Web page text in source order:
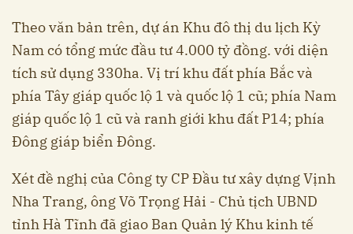
Theo văn bản trên, dự án Khu đô thị du lịch Kỳ
Nam có tổng mức đầu tư 4.000 tỷ đồng. với diện
tích sử dụng 330ha. Vị trí khu đất phía Bắc và
phía Tây giáp quốc lộ 1 và quốc lộ 1 cũ; phía Nam
giáp quốc lộ 1 cũ và ranh giới khu đất P14; phía
Đông giáp biển Đông.
Xét đề nghị của Công ty CP Đầu tư xây dựng Vịnh
Nha Trang, ông Võ Trọng Hải - Chủ tịch UBND
tỉnh Hà Tĩnh đã giao Ban Quản lý Khu kinh tế